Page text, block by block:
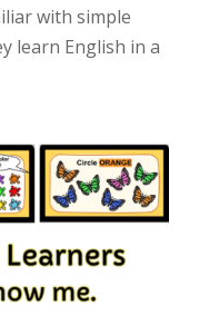
with simple
learn English in a